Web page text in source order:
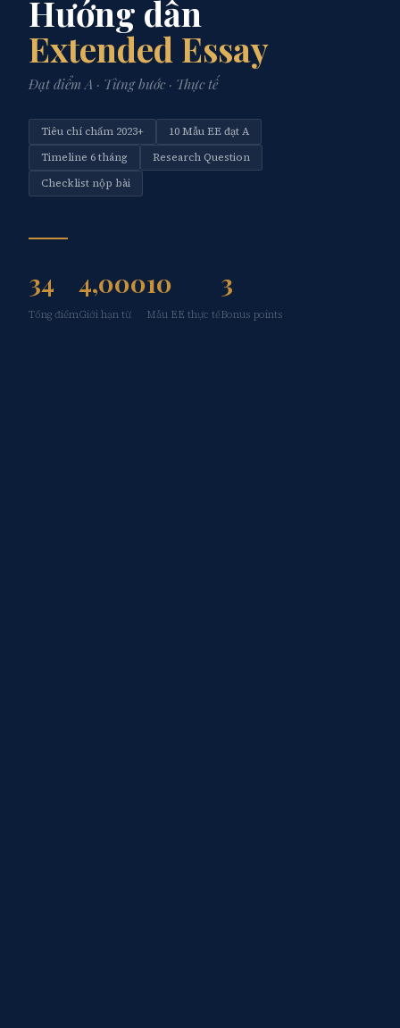
Hướng dẫn
Extended Essay
Đạt điểm A · Từng bước · Thực tế
Tiêu chí chấm 2023+
10 Mẫu EE đạt A
Timeline 6 tháng
Research Question
Checklist nộp bài
34
Tổng điểm
4,000
Giới hạn từ
10
Mẫu EE thực tế
3
Bonus points